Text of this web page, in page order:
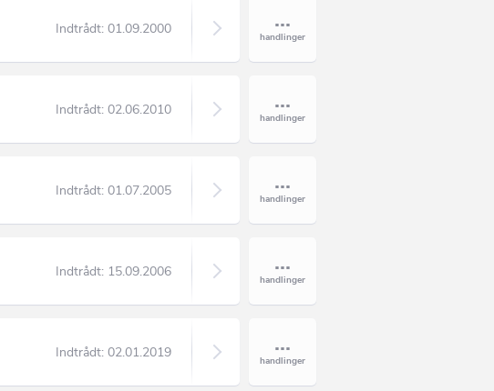
Indtrådt: 01.09.2000
Indtrådt: 02.06.2010
Indtrådt: 01.07.2005
Indtrådt: 15.09.2006
Indtrådt: 02.01.2019